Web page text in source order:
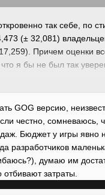
так себе, по
(± 32,081)
Причем оценки
я бы не был так
к-е возьмут не
GOG версию,
честно, сомневаюсь,
Бюджет у игры явно
разработчиков
думаю им
затраты.